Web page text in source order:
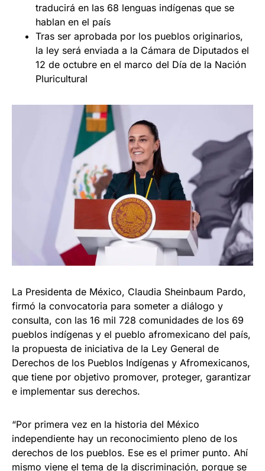
traducirá en las 68 lenguas indígenas que se
hablan en el país
Tras ser aprobada por los pueblos originarios,
la ley será enviada a la Cámara de Diputados el
12 de octubre en el marco del Día de la Nación
Pluricultural
La Presidenta de México, Claudia Sheinbaum Pardo,
firmó la convocatoria para someter a diálogo y
consulta, con las 16 mil 728 comunidades de los 69
pueblos indígenas y el pueblo afromexicano del país,
la propuesta de iniciativa de la Ley General de
Derechos de los Pueblos Indígenas y Afromexicanos,
que tiene por objetivo promover, proteger, garantizar
e implementar sus derechos.
“Por primera vez en la historia del México
independiente hay un reconocimiento pleno de los
derechos de los pueblos. Ese es el primer punto. Ahí
mismo viene el tema de la discriminación, porque se